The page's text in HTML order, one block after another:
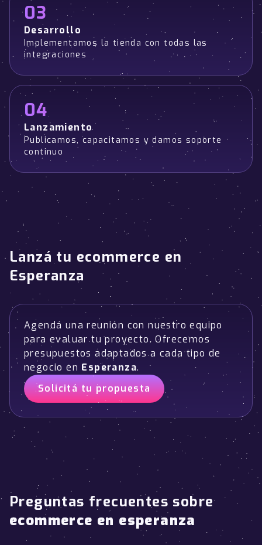
03
Desarrollo
Implementamos la tienda con todas las
integraciones
04
Lanzamiento
Publicamos, capacitamos y damos soporte
continuo
Lanzá tu ecommerce en
Esperanza
Agendá una reunión con nuestro equipo
para evaluar tu proyecto. Ofrecemos
presupuestos adaptados a cada tipo de
negocio en Esperanza.
Solicitá tu propuesta
Preguntas frecuentes sobre
ecommerce en esperanza